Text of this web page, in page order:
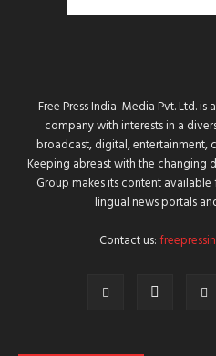
Free Press India Media Pvt. Ltd.
company with interests in a
broadcast, digital, entertainment,
Keeping abreast with the changing
Group makes its content
lingual news portals
Contact us: